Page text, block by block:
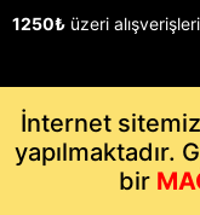
1250₺ üzeri
İnternet
yapılmaktadır.
bir